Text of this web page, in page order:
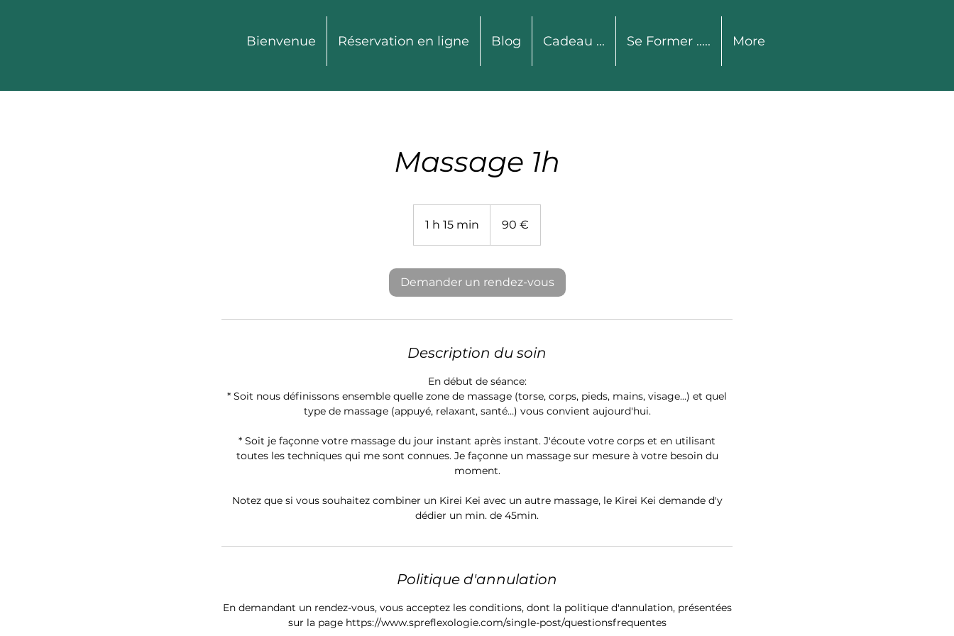
Bienvenue Réservation en ligne Blog Cadeau ... Se Former ..... More
Massage 1h
1 h 15 min
1
90 €
Demander un rendez-vous
Description du soin
En début de séance:
* Soit nous définissons ensemble quelle zone de massage (torse, corps, pieds, mains, visage...) et quel
type de massage (appuyé, relaxant, santé…) vous convient aujourd'hui.
* Soit je façonne votre massage du jour instant après instant. J'écoute votre corps et en utilisant
toutes les techniques qui me sont connues. Je façonne un massage sur mesure à votre besoin du
moment.
Notez que si vous souhaitez combiner un Kirei Kei avec un autre massage, le Kirei Kei demande d'y
Politique d'annulation
En demandant un rendez-vous, vous acceptez les conditions, dont la politique d'annulation, présentées
sur la page https://www.spreflexologie.com/single-post/questionsfrequentes